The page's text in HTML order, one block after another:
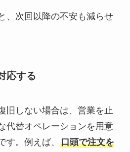
、次回以降の不安も減らせ
応する
旧しない場合は、営業を止
代替オペレーションを用意
す。例えば、 口頭で注文を